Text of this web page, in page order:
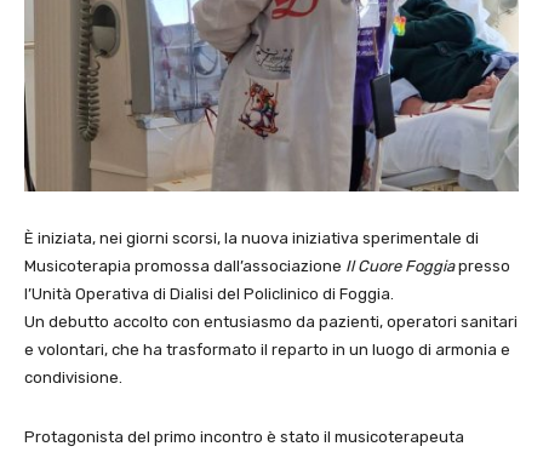
È iniziata, nei giorni scorsi, la nuova iniziativa sperimentale di
Musicoterapia promossa dall’associazione Il Cuore Foggiapresso
l’Unità Operativa di Dialisi del Policlinico di Foggia.
Un debutto accolto con entusiasmo da pazienti, operatori sanitari
e volontari, che ha trasformato il reparto in un luogo di armonia e
condivisione.
Protagonista del primo incontro è stato il musicoterapeuta